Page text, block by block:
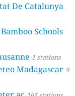
De Catalunya
Schools
1 stations
Madagascar 9